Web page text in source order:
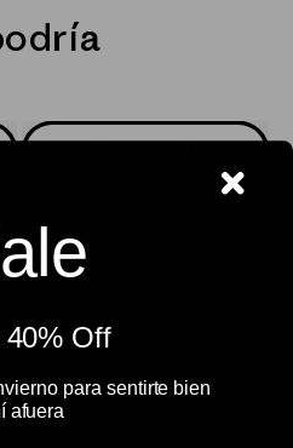
Off
para sentirte bien
afuera​